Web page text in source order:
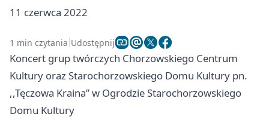
11 czerwca 2022
1 min czytania Udostępnij
Koncert grup twórczych Chorzowskiego Centrum
Kultury oraz Starochorzowskiego Domu Kultury pn.
,,Tęczowa Kraina’’ w Ogrodzie Starochorzowskiego
Domu Kultury